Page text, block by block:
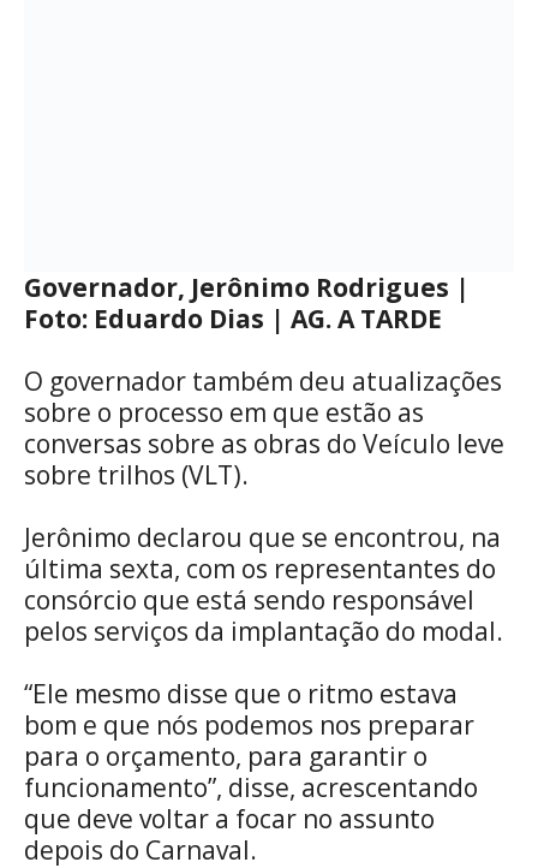
Governador, Jerônimo Rodrigues |
Foto: Eduardo Dias | AG. A TARDE
O governador também deu atualizações
sobre o processo em que estão as
conversas sobre as obras do Veículo leve
sobre trilhos (VLT).
Jerônimo declarou que se encontrou, na
última sexta, com os representantes do
consórcio que está sendo responsável
pelos serviços da implantação do modal.
“Ele mesmo disse que o ritmo estava
bom e que nós podemos nos preparar
para o orçamento, para garantir o
funcionamento”, disse, acrescentando
que deve voltar a focar no assunto
depois do Carnaval.